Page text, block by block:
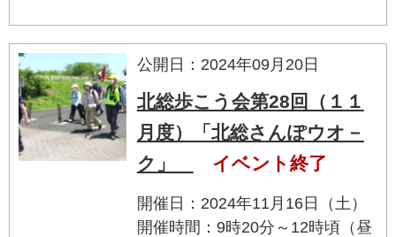
公開日：2024年09月20日
北総歩こう会第28回（１１
月度）「北総さんぽウオ－
ク」
イベント終了
開催日：2024年11月16日（土）
開催時間：9時20分～12時頃（昼